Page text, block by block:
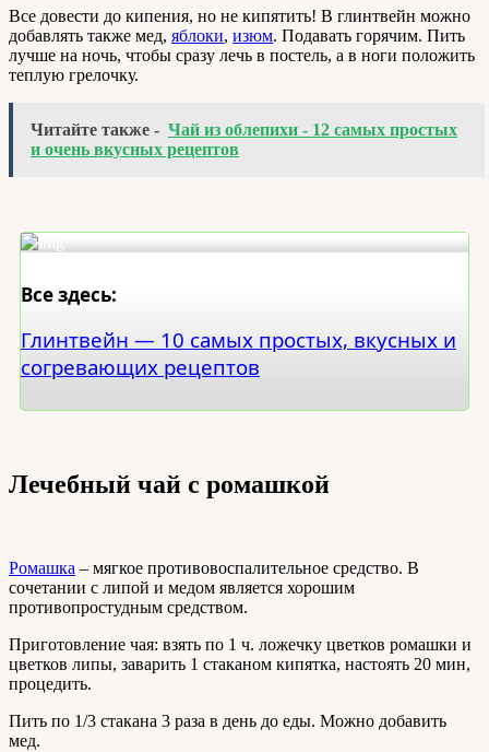
Все довести до кипения, но не кипятить! В глинтвейн можно
добавлять также мед, яблоки, изюм. Подавать горячим. Пить
лучше на ночь, чтобы сразу лечь в постель, а в ноги положить
теплую грелочку.
Читайте также - Чай из облепихи - 12 самых простых
и очень вкусных рецептов
Все здесь:
Глинтвейн — 10 самых простых, вкусных и
согревающих рецептов
Лечебный чай с ромашкой
Ромашка – мягкое противовоспалительное средство. В
сочетании с липой и медом является хорошим
противопростудным средством.
Приготовление чая: взять по 1 ч. ложечку цветков ромашки и
цветков липы, заварить 1 стаканом кипятка, настоять 20 мин,
процедить.
Пить по 1/3 стакана 3 раза в день до еды. Можно добавить
мед.